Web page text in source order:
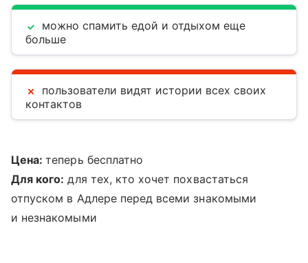
можно спамить едой и отдыхом еще
больше
пользователи видят истории всех своих
контактов
Цена:теперь бесплатно
Для кого: для тех, кто хочет похвастаться
отпуском в Адлере перед всеми знакомыми
и незнакомыми